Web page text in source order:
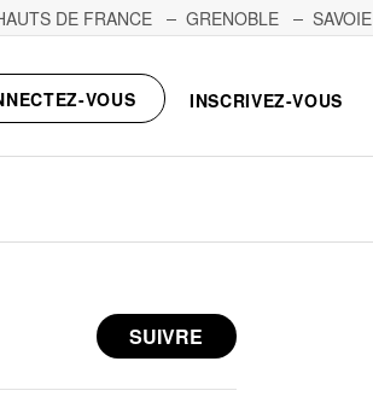
DE FRANCE GRENOBLE
SAVOIE
VOUS INSCRIVEZ-VOUS
SUIVRE